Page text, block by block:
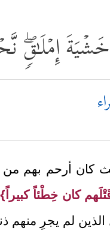
خَشۡیَةَ
كان أرحم بهم من
كان خِطْئاً كبيراً}
لم يجرِ منهم